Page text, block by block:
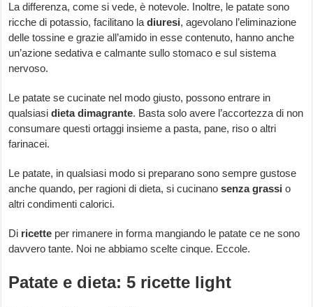
La differenza, come si vede, è notevole. Inoltre, le patate sono
ricche di potassio, facilitano ladiuresi, agevolano l’eliminazione
delle tossine e grazie all’amido in esse contenuto, hanno anche
un’azione sedativa e calmante sullo stomaco e sul sistema
nervoso.
Le patate se cucinate nel modo giusto, possono entrare in
qualsiasidieta dimagrante. Basta solo avere l’accortezza di non
consumare questi ortaggi insieme a pasta, pane, riso o altri
farinacei.
Le patate, in qualsiasi modo si preparano sono sempre gustose
anche quando, per ragioni di dieta, si cucinanosenza grassi o
altri condimenti calorici.
Di ricette per rimanere in forma mangiando le patate ce ne sono
davvero tante. Noi ne abbiamo scelte cinque. Eccole.
Patate e dieta: 5 ricette light